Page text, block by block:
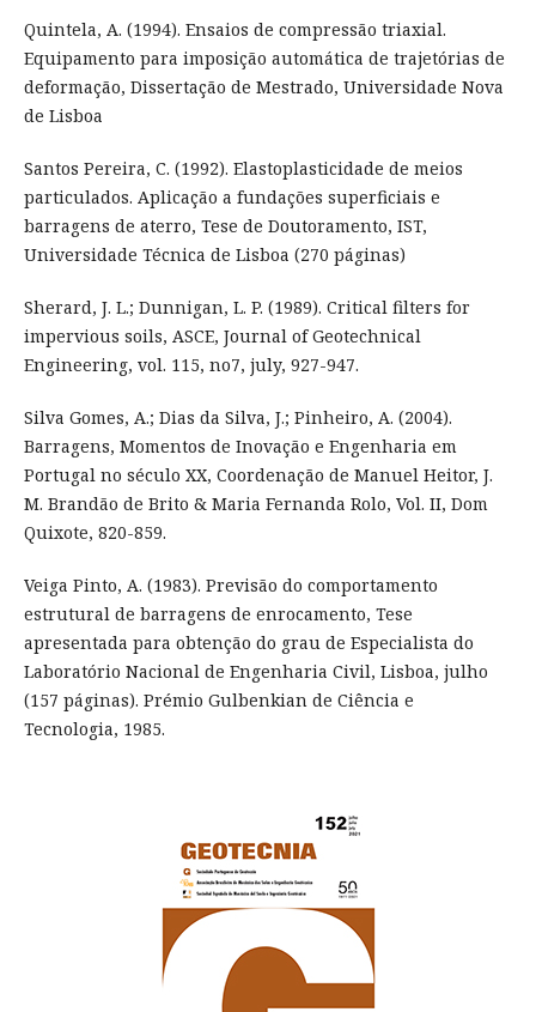
Quintela, A. (1994). Ensaios de compressão triaxial.
Equipamento para imposição automática de trajetórias de
deformação, Dissertação de Mestrado, Universidade Nova
de Lisboa
Santos Pereira, C. (1992). Elastoplasticidade de meios
particulados. Aplicação a fundações superficiais e
barragens de aterro, Tese de Doutoramento, IST,
Universidade Técnica de Lisboa (270 páginas)
Sherard, J. L.; Dunnigan, L. P. (1989). Critical filters for
impervious soils, ASCE, Journal of Geotechnical
Engineering, vol. 115, no7, july, 927-947.
Silva Gomes, A.; Dias da Silva, J.; Pinheiro, A. (2004).
Barragens, Momentos de Inovação e Engenharia em
Portugal no século XX, Coordenação de Manuel Heitor, J.
M. Brandão de Brito & Maria Fernanda Rolo, Vol. II, Dom
Quixote, 820-859.
Veiga Pinto, A. (1983). Previsão do comportamento
estrutural de barragens de enrocamento, Tese
apresentada para obtenção do grau de Especialista do
Laboratório Nacional de Engenharia Civil, Lisboa, julho
(157 páginas). Prémio Gulbenkian de Ciência e
Tecnologia, 1985.